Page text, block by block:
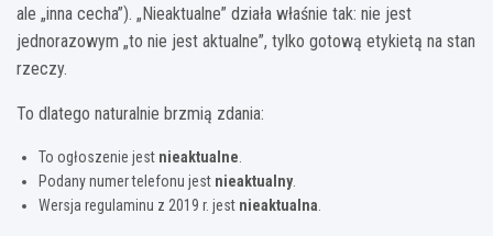
ale „inna cecha”). „Nieaktualne” działa właśnie tak: nie jest
jednorazowym „to nie jest aktualne”, tylko gotową etykietą na stan
rzeczy.
To dlatego naturalnie brzmią zdania:
To ogłoszenie jest nieaktualne
Podany numer telefonu jest nieaktualny.
Wersja regulaminu z 2019 r. jest nieaktualna